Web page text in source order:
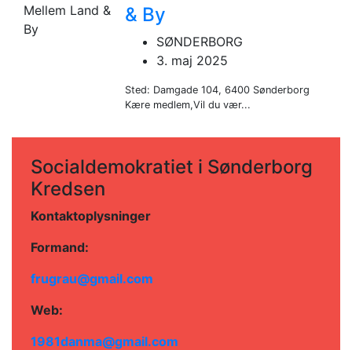
& By
SØNDERBORG
3. maj 2025
Sted: Damgade 104, 6400 Sønderborg
Kære medlem,Vil du vær...
Socialdemokratiet i Sønderborg
Kredsen
Kontaktoplysninger
Formand:
frugrau@gmail.com
Web:
1981danma@gmail.com